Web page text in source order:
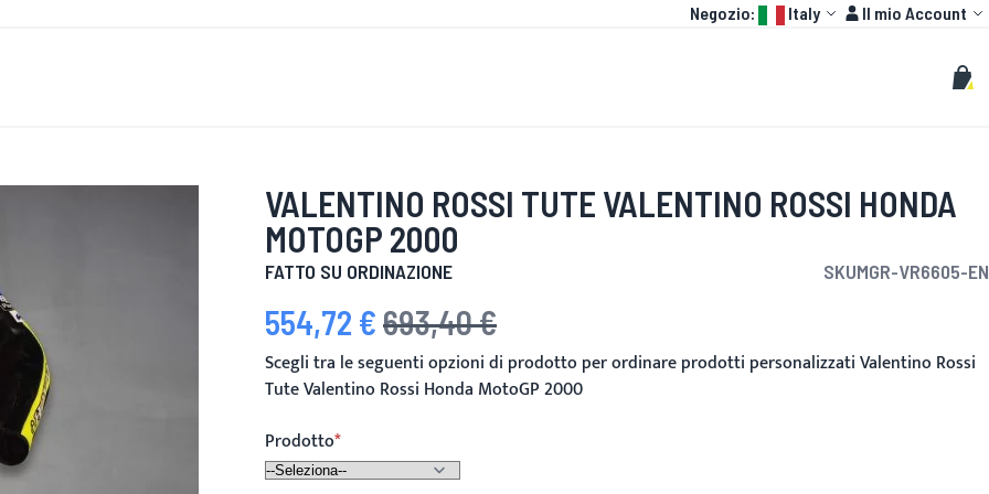
Language:
Negozio: Italy Account
Il mio Account
Cerca
Cerca
VALENTINO ROSSI TUTE VALENTINO ROSSI HONDA
MOTOGP 2000
FATTO SU ORDINAZIONE SKUMGR-VR6605-EN
Prezzo speciale
554,72 € Prezzo predefinito
693,40 €
Scegli tra le seguenti opzioni di prodotto per ordinare prodotti personalizzati Valentino Rossi
Tute Valentino Rossi Honda MotoGP 2000
Prodotto